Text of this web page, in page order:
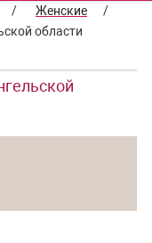
/ Женские
/
области